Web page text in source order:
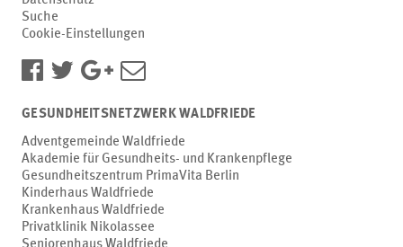
Suche
Cookie-Einstellungen
GESUNDHEITSNETZWERK WALDFRIEDE
Adventgemeinde Waldfriede
Akademie für Gesundheits- und Krankenpflege
Gesundheitszentrum PrimaVita Berlin
Kinderhaus Waldfriede
Krankenhaus Waldfriede
Privatklinik Nikolassee